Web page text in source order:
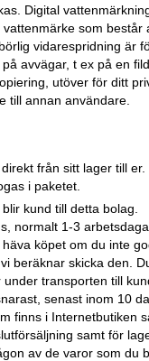
Digital
som består
vidarespridning är
avvägar, t ex på en
utöver för ditt
till annan användare.
från sitt lager till er.
i paketet.
kund till detta bolag.
normalt 1-3
köpet om du inte
beräknar skicka den.
transporten till
senast inom 10
finns i Internetbutiken
samt för
av de varor som du